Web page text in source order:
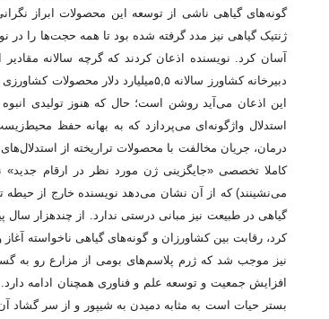
ژنتیک گیاهی نیز مدد گرفته شده بود تا همه حجت‌ها را در
آسان کرد. نویسنده اذعان کردند که گرچه سالانه
دبیرخانه کشاورز سالانه
این اذعان می‌آید روشن است؛ حال که هنوز تولیدی
استدلال واژگونه‌ای می‌پردازد که به بهانه حفظ
درمان، جریان مخالفت با محصولات تراریخته از
کاملا تخصصی «جایگزینی ژن مورد نظر در ارقام
می‌نشینند) که از آن نشان می‌دهد نویسنده خارج از حیطه
گیاهی در طبیعت نیز مبانی درستی ندارد. از چند‌هزار سال
کرد، رقابت بین کشاورزان و گونه‌های گیاهی ناخواسته
نیز موجب شد که ژرم پلاسم‌های بومی از مزارع رو به
افزایش جمعیت و توسعه علم و فناوری همچنان ادامه
بستر حیات است به مثابه دمیدن به شیپور و از سر